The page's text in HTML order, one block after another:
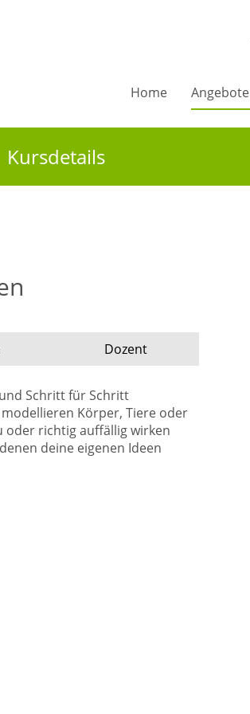
Home Angebote
Kursdetails
Dozent
Schritt für Schritt
Körper, Tiere oder
oder richtig auffällig wirken
deine eigenen Ideen